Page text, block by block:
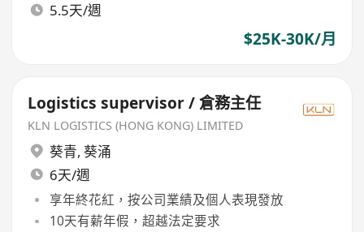
5.5天/週
$25K-30K/月
Logistics supervisor / 倉務主任
KLN LOGISTICS (HONG KONG) LIMITED
葵青, 葵涌
6天/週
享年終花紅，按公司業績及個人表現發放
10天有薪年假，超越法定要求